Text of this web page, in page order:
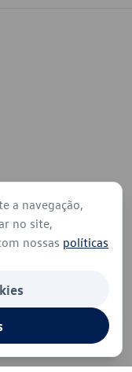
a navegação,
no site,
nossas políticas